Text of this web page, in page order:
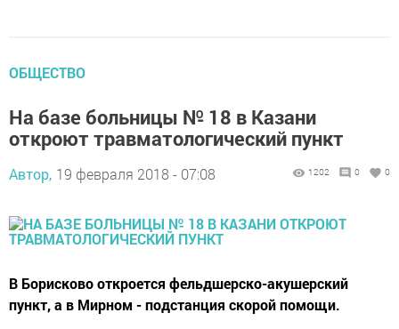
ОБЩЕСТВО
На базе больницы № 18 в Казани
откроют травматологический пункт
Автор, 19 февраля 2018 - 07:08 1202 0 0
В Борисково откроется фельдшерско-акушерский
пункт, а в Мирном - подстанция скорой помощи.